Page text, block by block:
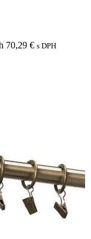
70,29 € s DPH